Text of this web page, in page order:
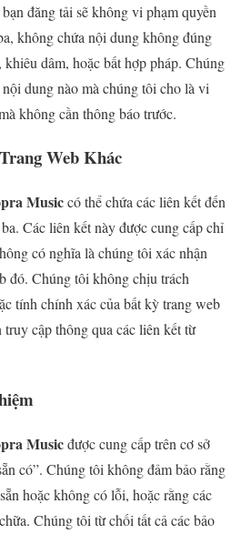
đăng tải sẽ không vi phạm quyền
không chứa nội dung không đúng
dâm, hoặc bất hợp pháp. Chúng
dung nào mà chúng tôi cho là vi
không cần thông báo trước.
Web Khác
Musiccó thể chứa các liên kết đến
Các liên kết này được cung cấp chỉ
có nghĩa là chúng tôi xác nhận
đó. Chúng tôi không chịu trách
tính chính xác của bất kỳ trang web
truy cập thông qua các liên kết từ
Musicđược cung cấp trên cơ sở
có”. Chúng tôi không đảm bảo rằng
hoặc không có lỗi, hoặc rằng các
Chúng tôi từ chối tất cả các bảo